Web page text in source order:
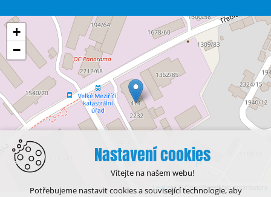
+
−
Leaflet | © OpenStreetMap contributors
Nastavení cookies
Vítejte na našem webu!
Potřebujeme nastavit cookies a související technologie, aby